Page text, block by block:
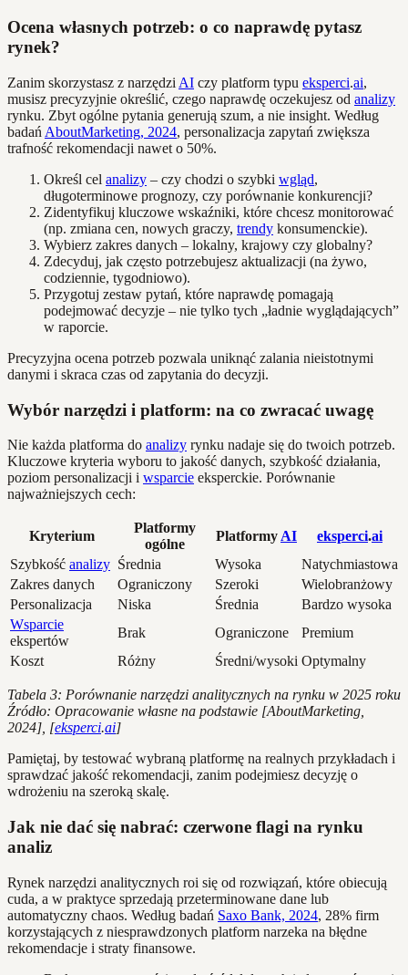
Ocena własnych potrzeb: o co naprawdę pytasz
rynek?
Zanim skorzystasz z narzędzi AI czy platform typu eksperci.ai,
musisz precyzyjnie określić, czego naprawdę oczekujesz od analizy
rynku. Zbyt ogólne pytania generują szum, a nie insight. Według
badań AboutMarketing, 2024, personalizacja zapytań zwiększa
trafność rekomendacji nawet o 50%.
Określ cel analizy – czy chodzi o szybki wgląd,
długoterminowe prognozy, czy porównanie konkurencji?
Zidentyfikuj kluczowe wskaźniki, które chcesz monitorować
(np. zmiana cen, nowych graczy, trendy konsumenckie).
Wybierz zakres danych – lokalny, krajowy czy globalny?
Zdecyduj, jak często potrzebujesz aktualizacji (na żywo,
codziennie, tygodniowo).
Przygotuj zestaw pytań, które naprawdę pomagają
podejmować decyzje – nie tylko tych „ładnie wyglądających”
w raporcie.
Precyzyjna ocena potrzeb pozwala uniknąć zalania nieistotnymi
danymi i skraca czas od zapytania do decyzji.
Wybór narzędzi i platform: na co zwracać uwagę
Nie każda platforma do analizy rynku nadaje się do twoich potrzeb.
Kluczowe kryteria wyboru to jakość danych, szybkość działania,
poziom personalizacji i wsparcie eksperckie. Porównanie
najważniejszych cech:
Kryterium
Platformy
ogólne
PlatformyAI eksperci.ai
Szybkość analizy Średnia Wysoka
Natychmiastowa
Zakres danych
Ograniczony Szeroki
Wielobranżowy
Personalizacja
Niska Średnia
Bardzo wysoka
Wsparcie
ekspertów
Brak Ograniczone
Premium
Koszt
Różny Średni/wysoki Optymalny
Tabela 3: Porównanie narzędzi analitycznych na rynku w 2025 roku
Źródło: Opracowanie własne na podstawie [AboutMarketing,
2024], [eksperci.ai]
Pamiętaj, by testować wybraną platformę na realnych przykładach i
sprawdzać jakość rekomendacji, zanim podejmiesz decyzję o
wdrożeniu na szeroką skalę.
Jak nie dać się nabrać: czerwone flagi na rynku
analiz
Rynek narzędzi analitycznych roi się od rozwiązań, które obiecują
cuda, a w praktyce sprzedają przeterminowane dane lub
automatyczny chaos. Według badań Saxo Bank, 2024, 28% firm
korzystających z niesprawdzonych platform narzeka na błędne
rekomendacje i straty finansowe.